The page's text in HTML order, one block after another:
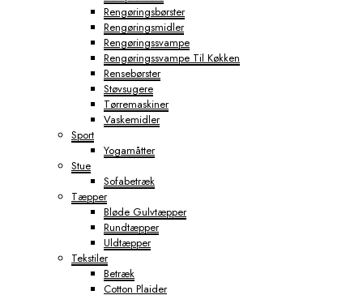
Rengøringsbørster
Rengøringsmidler
Rengøringssvampe
Rengøringssvampe Til Køkken
Rensebørster
Støvsugere
Tørremaskiner
Vaskemidler
Sport
Yogamåtter
Stue
Sofabetræk
Tæpper
Bløde Gulvtæpper
Rundtæpper
Uldtæpper
Tekstiler
Betræk
Cotton Plaider